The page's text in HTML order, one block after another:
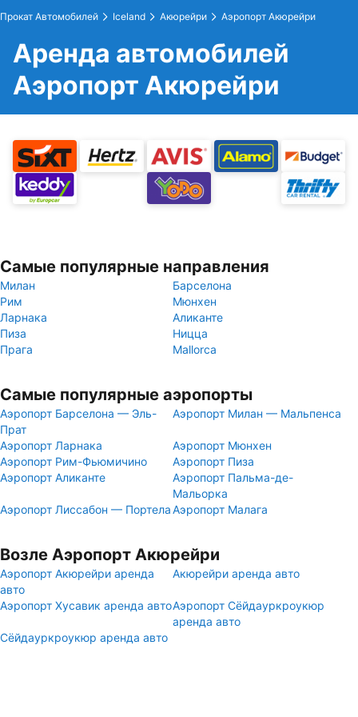
Прокат Автомобилей Iceland Акюрейри Аэропорт Акюрейри
Аренда автомобилей
Аэропорт Акюрейри
Самые популярные направления
Милан
Барселона
Рим
Мюнхен
Ларнака
Аликанте
Пиза
Ницца
Прага
Mallorca
Самые популярные аэропорты
Аэропорт Барселона — Эль-
Прат
Аэропорт Милан — Мальпенса
Аэропорт Ларнака
Аэропорт Мюнхен
Аэропорт Рим-Фьюмичино
Аэропорт Пиза
Аэропорт Аликанте
Аэропорт Пальма-де-
Мальорка
Аэропорт Лиссабон — ПортелаАэропорт Малага
Возле Аэропорт Акюрейри
Аэропорт Акюрейри аренда
авто
Акюрейри аренда авто
Аэропорт Хусавик аренда автоАэропорт Сёйдауркроукюр
аренда авто
Сёйдауркроукюр аренда авто